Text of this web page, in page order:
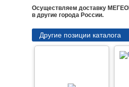
Осуществляем доставку
в другие города России.
Другие позиции каталога